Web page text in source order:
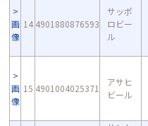
画
像
14 4901880876593
サッポ
ロビー
ル
画
像
15 4901004025371
アサヒ
ビール